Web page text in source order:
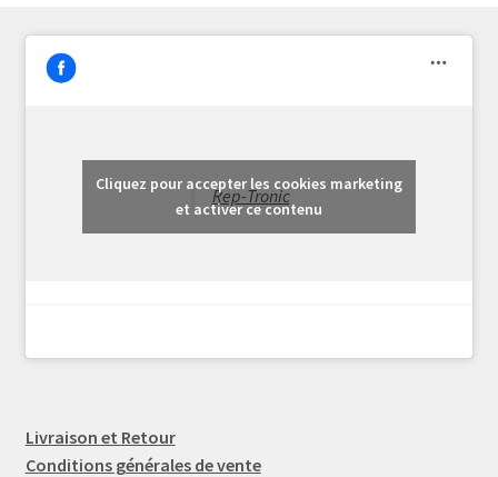
Rep-Tronic
Cliquez pour accepter les cookies marketing
et activer ce contenu
Livraison et Retour
Conditions générales de vente